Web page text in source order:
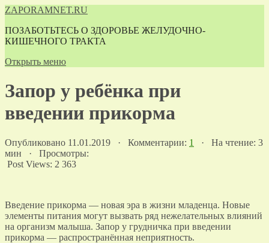
ZAPORAMNET.RU
ПОЗАБОТЬТЕСЬ О ЗДОРОВЬЕ ЖЕЛУДОЧНО-
КИШЕЧНОГО ТРАКТА
Открыть меню
Запор у ребёнка при
введении прикорма
Опубликовано 11.01.2019 · Комментарии: 1
· На чтение: 3
мин · Просмотры:
Post Views: 2 363
Введение прикорма — новая эра в жизни младенца. Новые
элементы питания могут вызвать ряд нежелательных влияний
на организм малыша. Запор у грудничка при введении
прикорма — распространённая неприятность.